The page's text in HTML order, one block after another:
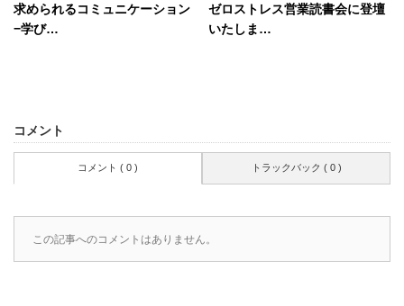
求められるコミュニケーション
−学び…
ゼロストレス営業読書会に登壇
いたしま…
コメント
コメント ( 0 ) トラックバック ( 0 )
この記事へのコメントはありません。